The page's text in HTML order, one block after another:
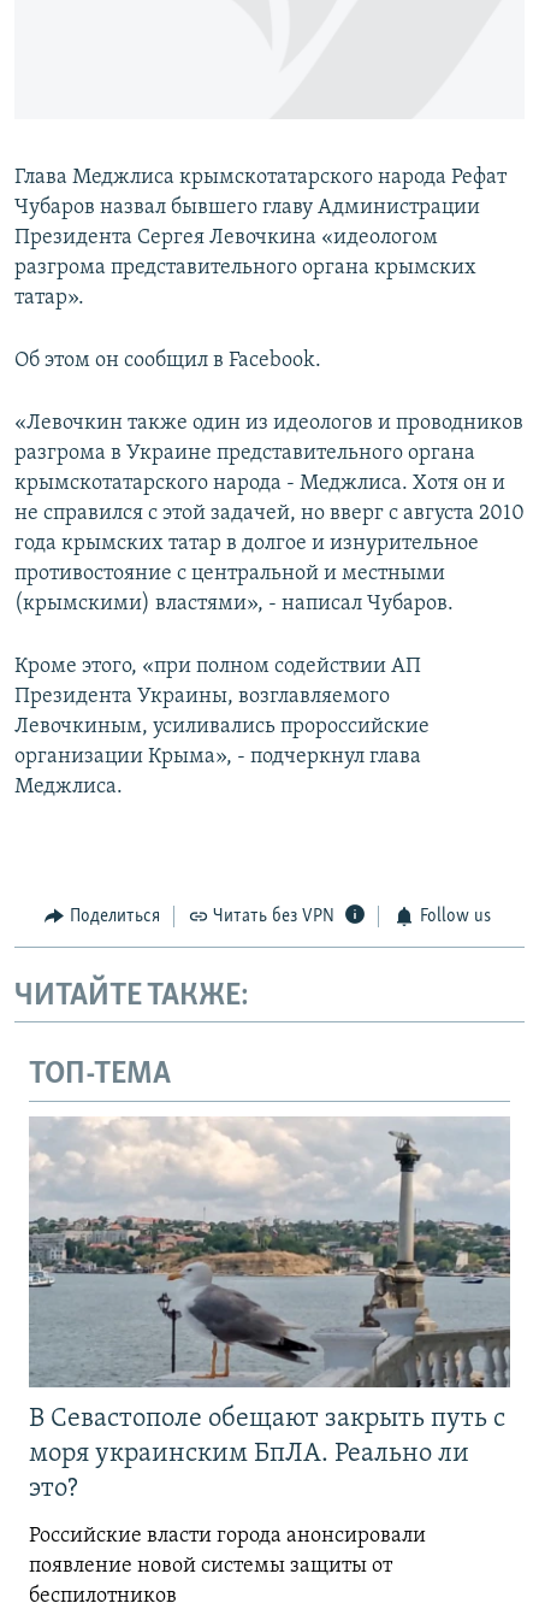
Все сайты RFE/RL
Глава Меджлиса крымскотатарского народа Рефат
Чубаров назвал бывшего главу Администрации
Президента Сергея Левочкина «идеологом
разгрома представительного органа крымских
татар».
Об этом он сообщил в Facebook.
«Левочкин также один из идеологов и проводников
разгрома в Украине представительного органа
крымскотатарского народа - Меджлиса. Хотя он и
не справился с этой задачей, но вверг с августа 2010
года крымских татар в долгое и изнурительное
противостояние с центральной и местными
(крымскими) властями», - написал Чубаров.
Кроме этого, «при полном содействии АП
Президента Украины, возглавляемого
Левочкиным, усиливались пророссийские
организации Крыма», - подчеркнул глава
Меджлиса.
Поделиться Читать без VPN Follow us
ЧИТАЙТЕ ТАКЖЕ:
ТОП-ТЕМА
В Севастополе обещают закрыть путь с
моря украинским БпЛА. Реально ли
это?
Российские власти города анонсировали
появление новой системы защиты от
беспилотников